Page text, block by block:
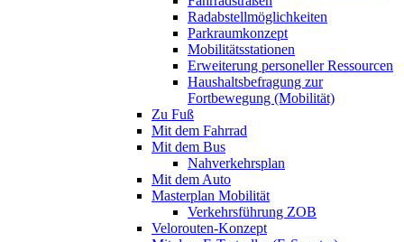
Radabstellmöglichkeiten
Parkraumkonzept
Mobilitätsstationen
Erweiterung personeller Ressourcen
Haushaltsbefragung zur
Fortbewegung (Mobilität)
Zu Fuß
Mit dem Fahrrad
Mit dem Bus
Nahverkehrsplan
Mit dem Auto
Masterplan Mobilität
Verkehrsführung ZOB
Velorouten-Konzept